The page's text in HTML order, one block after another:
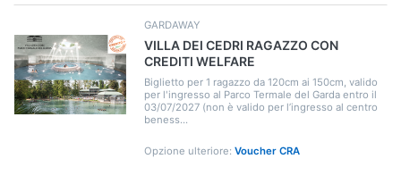
GARDAWAY
VILLA DEI CEDRI RAGAZZO CON
CREDITI WELFARE
Biglietto per 1 ragazzo da 120cm ai 150cm, valido
per l'ingresso al Parco Termale del Garda entro il
03/07/2027 (non è valido per l’ingresso al centro
beness...
Opzione ulteriore: Voucher CRA